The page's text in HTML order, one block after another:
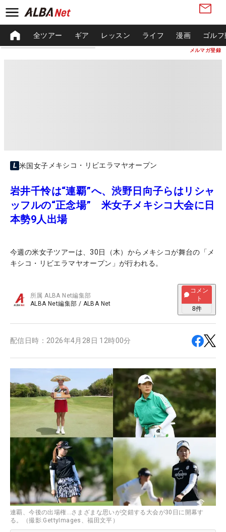
メルマガ登録
全ツアー ギア レッスン ライフ 漫画 ゴル
米国女子 メキシコ・リビエラマヤオープン
岩井千怜は“連覇”へ、渋野日向子らはリシャ
ッフルの“正念場” 米女子メキシコ大会に日
本勢9人出場
今週の米女子ツアーは、30日（木）からメキシコが舞台の「メ
キシコ・リビエラマヤオープン」が行われる。
所属ALBA Net編集部
ALBA Net編集部 / ALBA Net
コメン
ト
8件
配信日時： 2026年4月28日 12時00分
連覇、今後の出場権…さまざまな思いが交錯する大会が30日に開幕す
る。（撮影:GettyImages、福田文平）